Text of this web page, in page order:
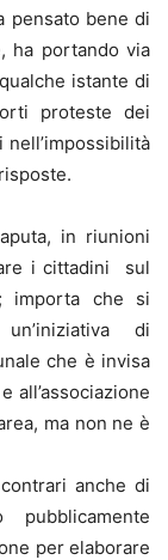
pensato bene di
ha portando via
istante di
proteste dei
in riunioni
i cittadini sul
importa che si
di
che è invisa
all’associazione
ma non ne è
anche di
per elaborare